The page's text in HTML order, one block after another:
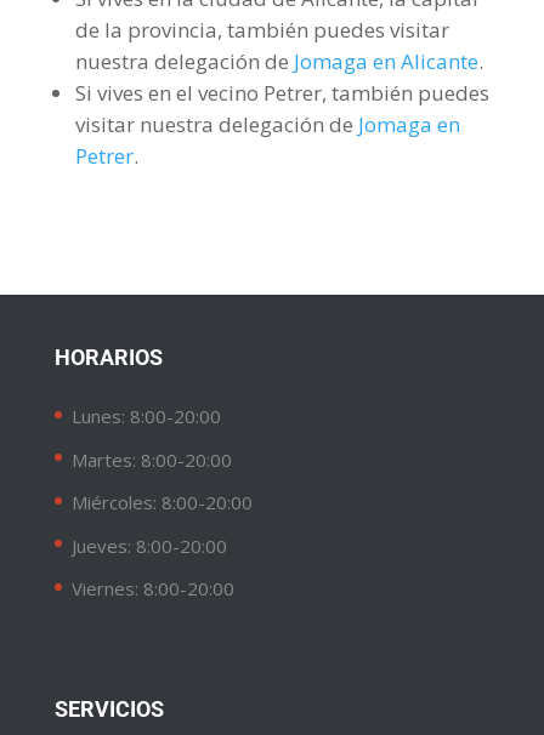
de la provincia, también puedes visitar
nuestra delegación de Jomaga en Alicante.
Si vives en el vecino Petrer, también puedes
visitar nuestra delegación de Jomaga en
Petrer.
HORARIOS
Lunes: 8:00-20:00
Martes: 8:00-20:00
Miércoles: 8:00-20:00
Jueves: 8:00-20:00
Viernes: 8:00-20:00
SERVICIOS